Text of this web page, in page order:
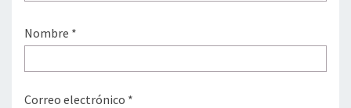
Nombre *
Correo electrónico *